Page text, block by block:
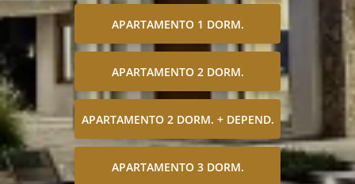
APARTAMENTO 1 DORM.
APARTAMENTO 2 DORM.
APARTAMENTO 2 DORM. + DEPEND.
APARTAMENTO 3 DORM.